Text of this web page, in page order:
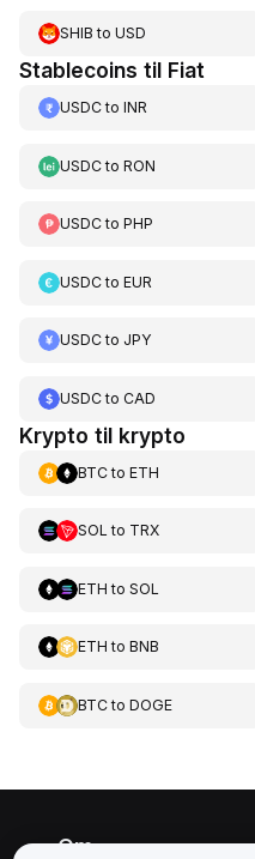
SHIB to USD
Stablecoins til Fiat
USDCto INR
USDCto RON
USDCto PHP
USDCto EUR
USDCto JPY
USDCto CAD
Krypto til krypto
BTCto ETH
SOL to TRX
ETH to SOL
ETH to BNB
BTCto DOGE
Om